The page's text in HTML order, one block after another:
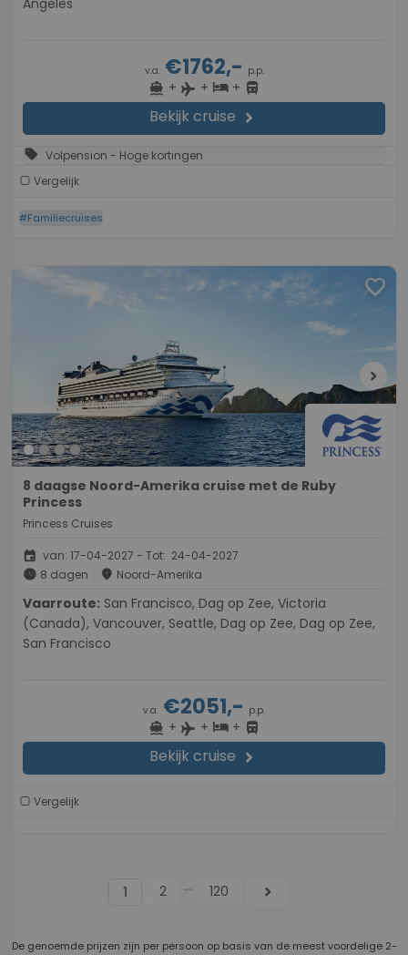
v.a.€1762,- p.p.
directions_boat + flight + hotel+ directions_bus
Bekijk cruise chevron_right
sell Volpension - Hoge kortingen
Vergelijk
#Familiecruises
favorite
chevron_right
8 daagse Noord-Amerika cruise met de Ruby
Princess
Princess Cruises
event van: 17-04-2027 - Tot: 24-04-2027
schedule 8 dagen place Noord-Amerika
Vaarroute:
(Canada), Vancouver, Seattle, Dag op Zee, Dag op Zee,
San Francisco
v.a. €2051,- p.p.
directions_boat + flight + hotel+ directions_bus
Bekijk cruise chevron_right
Vergelijk
1 2 ... 120 chevron_right
De genoemde prijzen zijn per persoon op basis van de meest voordelige 2-